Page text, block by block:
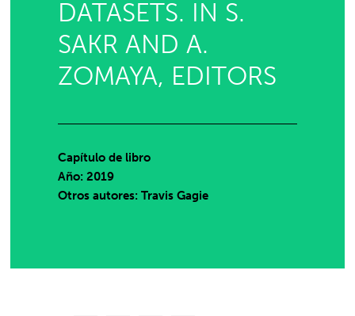
DATASETS. IN S.
SAKR AND A.
ZOMAYA, EDITORS
Capítulo de libro
Año: 2019
Otros autores: Travis Gagie